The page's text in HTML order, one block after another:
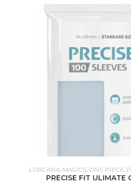
AJOUTER AU
LORCANA, MAGICS, ONE PIECE,
PRECISE FIT ULIMATE